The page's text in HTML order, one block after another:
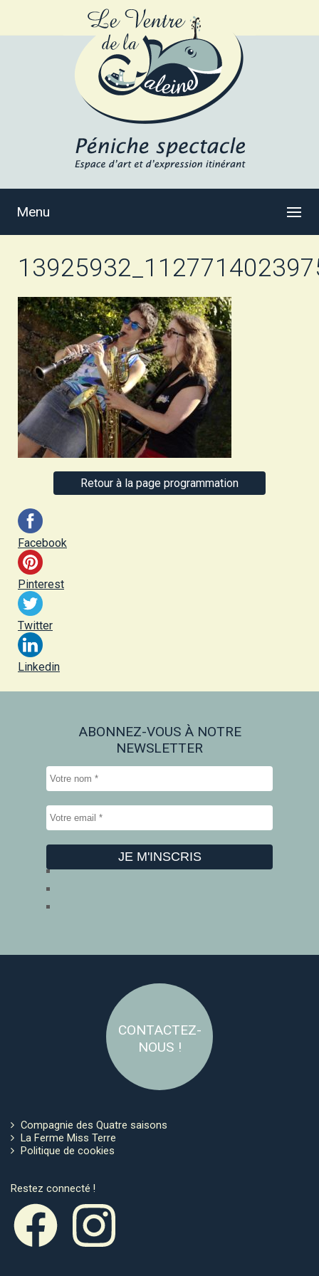
Menu
Retour à la page programmation
Facebook
Pinterest
Twitter
Linkedin
ABONNEZ-VOUS À NOTRE
NEWSLETTER
CONTACTEZ-
NOUS !
Compagnie des Quatre saisons
La Ferme Miss Terre
Politique de cookies
Restez connecté !